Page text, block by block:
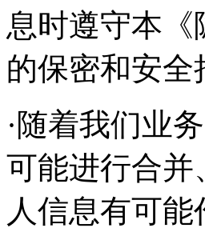
息时遵守本
的保密和安全
·随着我们业
可能进行合并
人信息有可